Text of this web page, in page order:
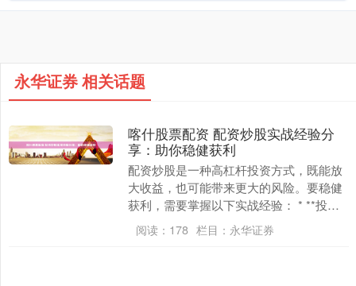
永华证券 相关话题
喀什股票配资 配资炒股实战经验分
享：助你稳健获利
配资炒股是一种高杠杆投资方式，既能放
大收益，也可能带来更大的风险。要稳健
获利，需要掌握以下实战经验： * **投资
组合管理：**根据客户的风险承受能力和
财务目标....
阅读： 178 栏目： 永华证券